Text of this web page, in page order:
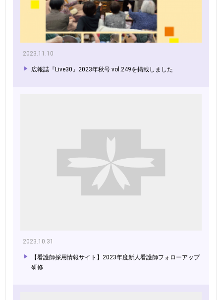
2023.11.10
広報誌『Live30』2023年秋号 vol.249を掲載しました
2023.10.31
【看護師採用情報サイト】2023年度新人看護師フォローアップ
研修